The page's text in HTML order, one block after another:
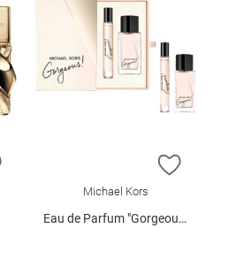
ZUR WUNSCHLISTE HINZUFÜGEN
ZUR
Michael Kors
Eau de Parfum "Gorgeous!" 30 ml + Travel Spray 10 ml